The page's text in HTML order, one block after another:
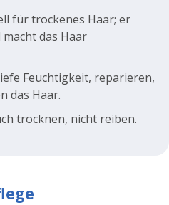
für trockenes Haar; er
das Haar
Feuchtigkeit, reparieren,
das Haar.
trocknen, nicht reiben.